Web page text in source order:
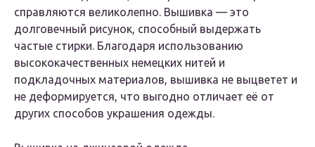
справляются великолепно. Вышивка — это
долговечный рисунок, способный выдержать
частые стирки. Благодаря использованию
высококачественных немецких нитей и
подкладочных материалов, вышивка не выцветет и
не деформируется, что выгодно отличает её от
других способов украшения одежды.